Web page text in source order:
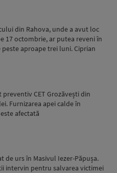
din Rahova, unde a avut loc
17 octombrie, ar putea reveni în
aproape trei luni. Ciprian
preventiv CET Grozăvești din
Furnizarea apei calde în
afectată
de urs în Masivul Iezer-Păpușa.
intervin pentru salvarea victimei